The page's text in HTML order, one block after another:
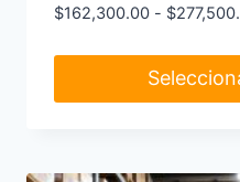
$162,300.00 - $
tiene